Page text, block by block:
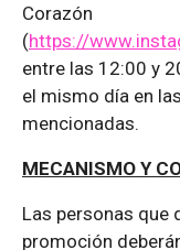
Corazón
(https://
entre las 12:00 y
el mismo día en
mencionadas.
MECANISMO Y
Las personas que
promoción